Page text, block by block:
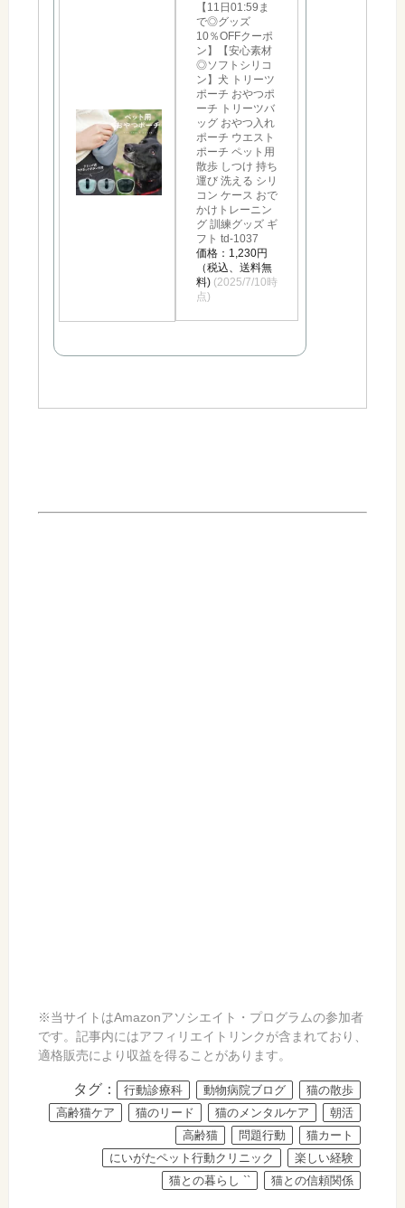
【11日01:59ま
で◎グッズ
10％OFFクーポ
ン】【安心素材
◎ソフトシリコ
ン】犬 トリーツ
ポーチ おやつポ
ーチ トリーツバ
ッグ おやつ入れ
ポーチ ウエスト
ポーチ ペット用
散歩 しつけ 持ち
運び 洗える シリ
コン ケース おで
かけトレーニン
グ 訓練グッズ ギ
フト td-1037
価格：1,230円
（税込、送料無
料) (2025/7/10時
点)
※当サイトはAmazonアソシエイト・プログラムの参加者
です。記事内にはアフィリエイトリンクが含まれており、
適格販売により収益を得ることがあります。
タグ： 行動診療科 動物病院ブログ
猫の散歩
高齢猫ケア
猫のリード 猫のメンタルケア
朝活
高齢猫
問題行動
猫カート
にいがたペット行動クリニック
楽しい経験
猫との暮らし ``
猫との信頼関係